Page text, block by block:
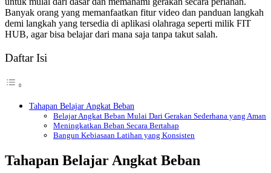
Banyak orang yang memanfaatkan fitur video dan panduan langkah
demi langkah yang tersedia di aplikasi olahraga seperti milik FIT
HUB, agar bisa belajar dari mana saja tanpa takut salah.
Daftar Isi
Tahapan Belajar Angkat Beban
Belajar Angkat Beban Mulai Dari Gerakan Sederhana yang Aman
Meningkatkan Beban Secara Bertahap
Bangun Kebiasaan Latihan yang Konsisten
Tahapan Belajar Angkat Beban